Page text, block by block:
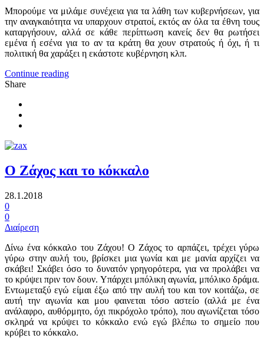
Μπορούμε να μιλάμε συνέχεια για τα λάθη των κυβερνήσεων, για
την αναγκαιότητα να υπαρχουν στρατοί, εκτός αν όλα τα έθνη τους
καταργήσουν, αλλά σε κάθε περίπτωση κανείς δεν θα ρωτήσει
εμένα ή εσένα για το αν τα κράτη θα χουν στρατούς ή όχι, ή τι
πολιτική θα χαράξει η εκάστοτε κυβέρνηση κλπ.
Continue reading
Share
Ο Ζάχος και το κόκκαλο
28.1.2018
0
0
Διαίρεση
Δίνω ένα κόκκαλο του Ζάχου! Ο Ζάχος το αρπάζει, τρέχει γύρω
γύρω στην αυλή του, βρίσκει μια γωνία και με μανία αρχίζει να
σκάβει! Σκάβει όσο το δυνατόν γρηγορότερα, για να προλάβει να
το κρύψει πριν τον δουν. Υπάρχει μπόλικη αγωνία, μπόλικο δράμα.
Εντωμεταξύ εγώ είμαι έξω από την αυλή του και τον κοιτάζω, σε
αυτή την αγωνία και μου φαινεται τόσο αστείο (αλλά με ένα
ανάλαφρο, αυθόρμητο, όχι πικρόχολο τρόπο), που αγωνίζεται τόσο
σκληρά να κρύψει το κόκκαλο ενώ εγώ βλέπω το σημείο που
κρύβει το κόκκαλο.